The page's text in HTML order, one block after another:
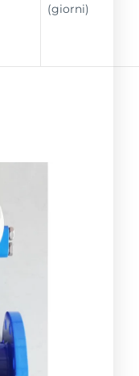
(giorni)